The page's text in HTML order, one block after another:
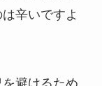
辛いですよ